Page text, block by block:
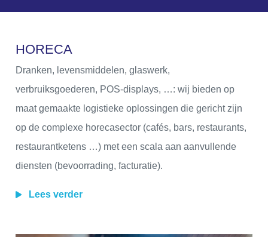
HORECA
Dranken, levensmiddelen, glaswerk,
verbruiksgoederen, POS-displays, …: wij bieden op
maat gemaakte logistieke oplossingen die gericht zijn
op de complexe horecasector (cafés, bars, restaurants,
restaurantketens …) met een scala aan aanvullende
diensten (bevoorrading, facturatie).
Lees verder